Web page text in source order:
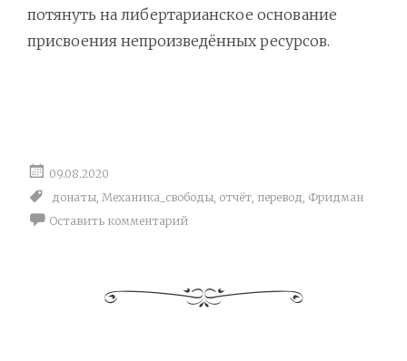
потянуть на либертарианское основание
присвоения непроизведённых ресурсов.
09.08.2020
донаты Механика_свободы отчёт перевод Фридман
Оставить комментарий